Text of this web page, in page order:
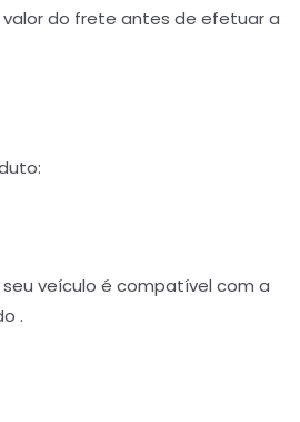
do frete antes de efetuar a
veículo é compatível com a
.